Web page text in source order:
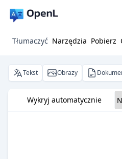
Tłumaczyć Narzędzia Pobierz
Tekst Obrazy
Wykryj automatycznie